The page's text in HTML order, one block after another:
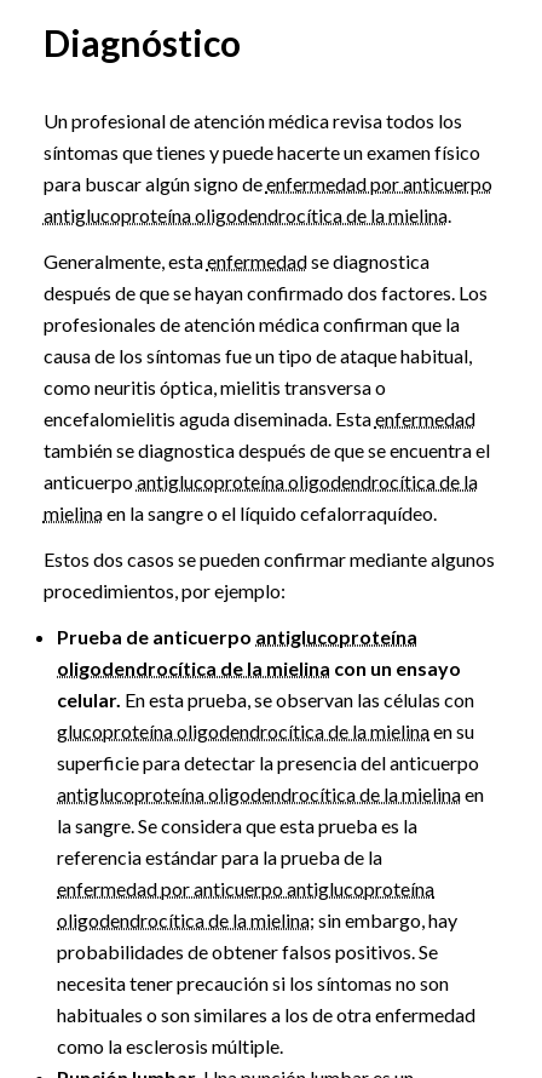
Diagnóstico
Un profesional de atención médica revisa todos los
síntomas que tienes y puede hacerte un examen físico
para buscar algún signo deenfermedad por anticuerpo
antiglucoproteína oligodendrocítica de la mielina.
Generalmente, estaenfermedadse diagnostica
después de que se hayan confirmado dos factores. Los
profesionales de atención médica confirman que la
causa de los síntomas fue un tipo de ataque habitual,
como neuritis óptica, mielitis transversa o
encefalomielitis aguda diseminada. Estaenfermedad
también se diagnostica después de que se encuentra el
anticuerpoantiglucoproteína oligodendrocítica de la
mielinaen la sangre o el líquido cefalorraquídeo.
Estos dos casos se pueden confirmar mediante algunos
procedimientos, por ejemplo:
Prueba de anticuerpo antiglucoproteína
oligodendrocítica de la mielina con un ensayo
celular. En esta prueba, se observan las células con
glucoproteína oligodendrocítica de la mielinaen su
superficie para detectar la presencia del anticuerpo
antiglucoproteína oligodendrocítica de la mielinaen
la sangre. Se considera que esta prueba es la
referencia estándar para la prueba de la
enfermedad por anticuerpo antiglucoproteína
oligodendrocítica de la mielina; sin embargo, hay
probabilidades de obtener falsos positivos. Se
necesita tener precaución si los síntomas no son
habituales o son similares a los de otra enfermedad
como la esclerosis múltiple.